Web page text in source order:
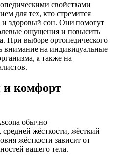
свойствами
для тех, кто стремится
и здоровый сон. Они помогут
ощущения и повысить
При выборе ортопедического
внимание на индивидуальные
а также на
и комфорт
обычно
жёсткости, жёсткий
жёсткости зависит от
вашего тела.